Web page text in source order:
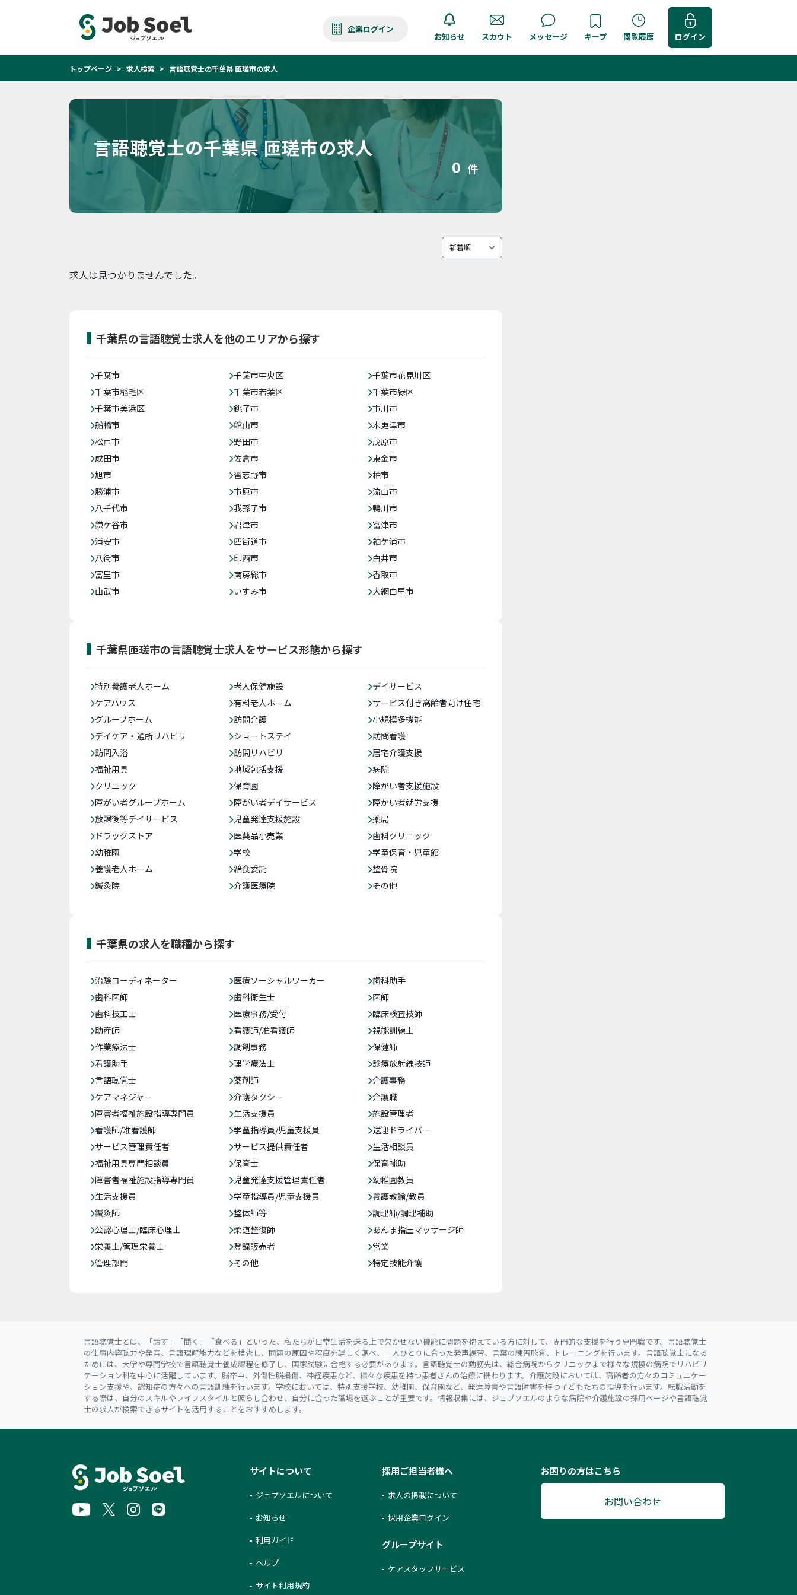
企業ログイン
お知らせ スカウト メッセージ キープ 閲覧履歴 ログイン
トップページ 求人検索 言語聴覚士の千葉県 匝瑳市の求人
言語聴覚士の千葉県 匝瑳市の求人
0 件
求人は見つかりませんでした。
千葉県の言語聴覚士求人を他のエリアから探す
千葉市 千葉市中央区
千葉市花見川区
千葉市稲毛区
千葉市若葉区
千葉市緑区
千葉市美浜区
銚子市
市川市
船橋市
館山市
木更津市
松戸市
野田市
茂原市
成田市
佐倉市
東金市
旭市
習志野市
柏市
勝浦市
市原市
流山市
八千代市
我孫子市
鴨川市
鎌ケ谷市
君津市
富津市
浦安市
四街道市
袖ケ浦市
八街市
印西市
白井市
富里市
南房総市
香取市
山武市
いすみ市 大網白里市
千葉県匝瑳市の言語聴覚士求人をサービス形態から探す
特別養護老人ホーム 老人保健施設
デイサービス
ケアハウス
有料老人ホーム
サービス付き高齢者向け住宅
グループホーム
訪問介護
小規模多機能
デイケア・通所リハビリ
ショートステイ
訪問看護
訪問入浴
訪問リハビリ
居宅介護支援
福祉用具
地域包括支援
病院
クリニック
保育園
障がい者支援施設
障がい者グループホーム
障がい者デイサービス
障がい者就労支援
放課後等デイサービス
児童発達支援施設
薬局
ドラッグストア
医薬品小売業
歯科クリニック
幼稚園
学校
学童保育・児童館
養護老人ホーム
給食委託
整骨院
鍼灸院
介護医療院 その他
千葉県の求人を職種から探す
治験コーディネーター 医療ソーシャルワーカー
歯科助手
歯科医師
歯科衛生士
医師
歯科技工士
医療事務/受付
臨床検査技師
助産師
看護師/准看護師
視能訓練士
作業療法士
調剤事務
保健師
看護助手
理学療法士
診療放射線技師
言語聴覚士
薬剤師
介護事務
ケアマネジャー
介護タクシー
介護職
障害者福祉施設指導専門員
生活支援員
施設管理者
看護師/准看護師
学童指導員/児童支援員
送迎ドライバー
サービス管理責任者
サービス提供責任者
生活相談員
福祉用具専門相談員
保育士
保育補助
障害者福祉施設指導専門員
児童発達支援管理責任者
幼稚園教員
生活支援員
学童指導員/児童支援員
養護教諭/教員
鍼灸師
整体師等
調理師/調理補助
公認心理士/臨床心理士
柔道整復師
あんま指圧マッサージ師
栄養士/管理栄養士
登録販売者
営業
管理部門
その他 特定技能介護
言語聴覚士とは、「話す」「聞く」「食べる」といった、私たちが日常生活を送る上で欠かせない機能に問題を抱えている方に対して、専門的な支援を行う専門職です。言語聴覚士
の仕事内容聴力や発音、言語理解能力などを検査し、問題の原因や程度を詳しく調べ、一人ひとりに合った発声練習、言葉の練習聴覚、トレーニングを行います。言語聴覚士になる
ためには、大学や専門学校で言語聴覚士養成課程を修了し、国家試験に合格する必要があります。言語聴覚士の勤務先は、総合病院からクリニックまで様々な規模の病院でリハビリ
テーション科を中心に活躍しています。脳卒中、外傷性脳損傷、神経疾患など、様々な疾患を持つ患者さんの治療に携わります。介護施設においては、高齢者の方々のコミュニケー
ション支援や、認知症の方々への言語訓練を行います。学校においては、特別支援学校、幼稚園、保育園など、発達障害や言語障害を持つ子どもたちの指導を行います。転職活動を
する際は、自分のスキルやライフスタイルと照らし合わせ、自分に合った職場を選ぶことが重要です。情報収集には、ジョブソエルのような病院や介護施設の採用ページや言語聴覚
士の求人が検索できるサイトを活用することをおすすめします。
サイトについて
ジョブソエルについて
お知らせ
利用ガイド
ヘルプ
サイト利用規約
採用ご担当者様へ
求人の掲載について
採用企業ログイン
グループサイト
ケアスタッフサービス
お困りの方はこちら
お問い合わせ